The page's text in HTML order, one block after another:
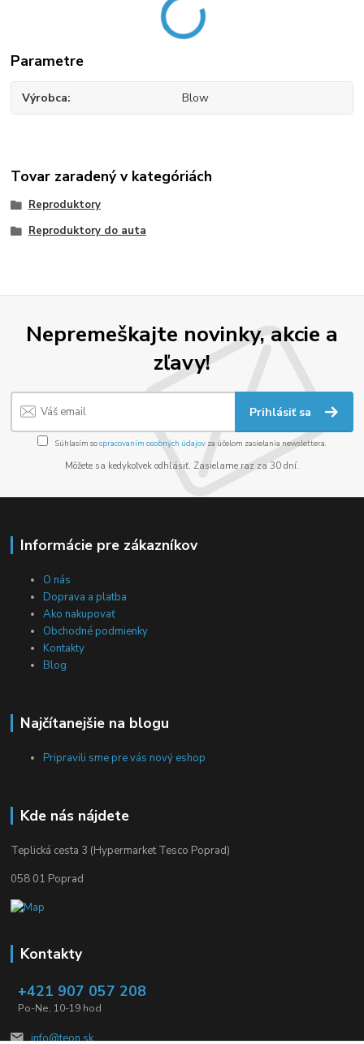
Parametre
Výrobca Blow
Tovar zaradený v kategóriách
Reproduktory
Reproduktory do auta
Nepremeškajte novinky, akcie a
zľavy!
Prihlásiť sa
Súhlasím sospracovaním osobných údajov za účelom zasielania newslettera.
Môžete sa kedykoľvek odhlásiť. Zasielame raz za 30 dní.
Informácie pre zákazníkov
O nás
Doprava a platba
Ako nakupovať
Obchodné podmienky
Kontakty
Blog
Najčítanejšie na blogu
Pripravili sme pre vás nový eshop
Kde nás nájdete
Teplická cesta 3 (Hypermarket Tesco Poprad)
058 01 Poprad
Kontakty
+421 907 057 208
Po-Ne, 10-19 hod
info@teon.sk